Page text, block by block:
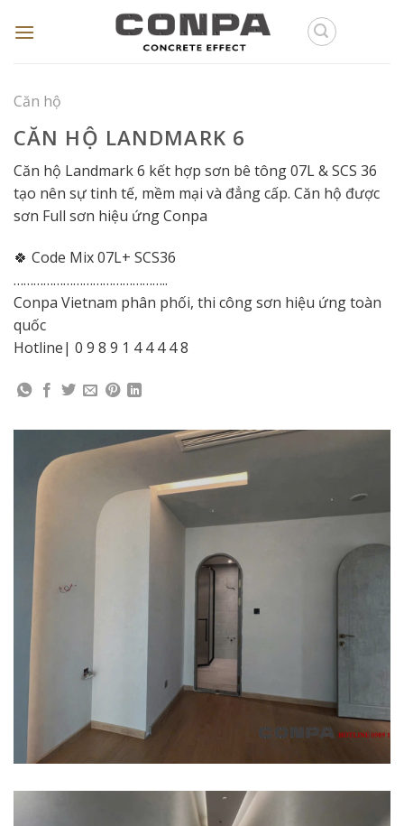
Căn hộ
CĂN HỘ LANDMARK 6
Căn hộ Landmark 6 kết hợp sơn bê tông 07L & SCS 36
tạo nên sự tinh tế, mềm mại và đẳng cấp. Căn hộ được
sơn Full sơn hiệu ứng Conpa
🍀 Code Mix 07L+ SCS36
………………………………………..
Conpa Vietnam phân phối, thi công sơn hiệu ứng toàn
quốc
Hotline| 0 9 8 9 1 4 4 4 4 8